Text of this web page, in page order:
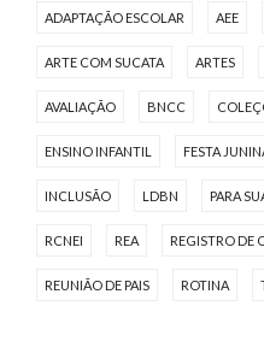
ADAPTAÇÃO ESCOLAR AEE
ARTE COM SUCATA ARTES
AVALIAÇÃO BNCC
ENSINO INFANTIL FESTA
INCLUSÃO LDBN PARA
RCNEI REA REGISTRO DE
REUNIÃO DE PAIS ROTINA